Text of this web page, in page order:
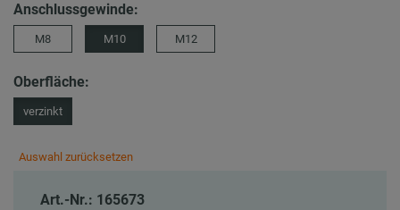
Anschlussgewinde:
M8 M10 M12
Oberfläche:
verzinkt
Auswahl zurücksetzen
Art.-Nr.: 165673